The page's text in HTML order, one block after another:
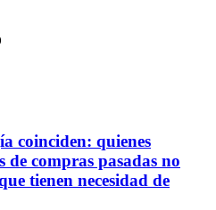
coinciden: quienes
de compras pasadas no
tienen necesidad de